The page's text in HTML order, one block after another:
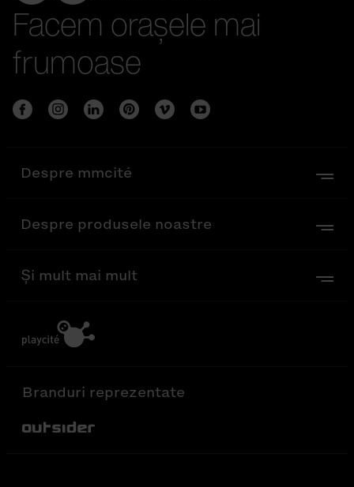
Facem orașele mai
frumoase
Despre mmcité
Despre produsele noastre
Și mult mai mult
Branduri reprezentate
Out-Sider